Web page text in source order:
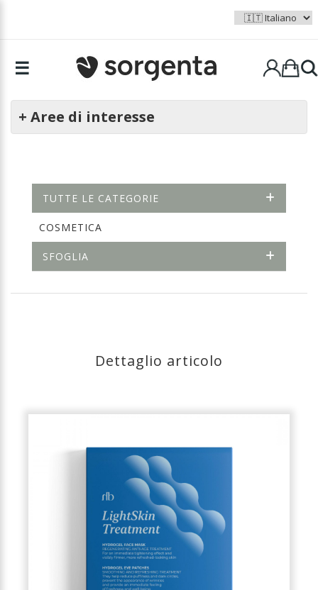
☰
+ Aree di interesse
TUTTE LE CATEGORIE
COSMETICA
SFOGLIA
Dettaglio articolo